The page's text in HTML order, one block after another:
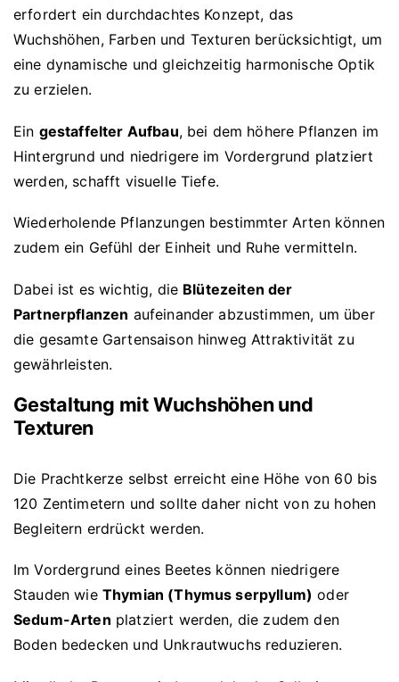
erfordert ein durchdachtes Konzept, das
Wuchshöhen, Farben und Texturen berücksichtigt, um
eine dynamische und gleichzeitig harmonische Optik
zu erzielen.
Ein gestaffelter Aufbau, bei dem höhere Pflanzen im
Hintergrund und niedrigere im Vordergrund platziert
werden, schafft visuelle Tiefe.
Wiederholende Pflanzungen bestimmter Arten können
zudem ein Gefühl der Einheit und Ruhe vermitteln.
Dabei ist es wichtig, die Blütezeiten der
Partnerpflanzen aufeinander abzustimmen, um über
die gesamte Gartensaison hinweg Attraktivität zu
gewährleisten.
Gestaltung mit Wuchshöhen und
Texturen
Die Prachtkerze selbst erreicht eine Höhe von 60 bis
120 Zentimetern und sollte daher nicht von zu hohen
Begleitern erdrückt werden.
Im Vordergrund eines Beetes können niedrigere
Stauden wie Thymian (Thymus serpyllum) oder
Sedum-Arten platziert werden, die zudem den
Boden bedecken und Unkrautwuchs reduzieren.